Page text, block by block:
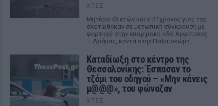
ΧΤΕΣ
Μητέρα 43 ετών και ο 21χρονος γιος της
σκοτώθηκαν σε μετωπική σύγκρουση με
φορτηγό στην επαρχιακή οδό Αμφίπολης
– Δράμας, κοντά στην Παλαιοκώμη.
Καταδίωξη στο κέντρο της
Θεσσαλονίκης: Έσπασαν το
τζάμι του οδηγού – «Μην κάνεις
μ@@@», του φώναζαν
ΧΤΕΣ